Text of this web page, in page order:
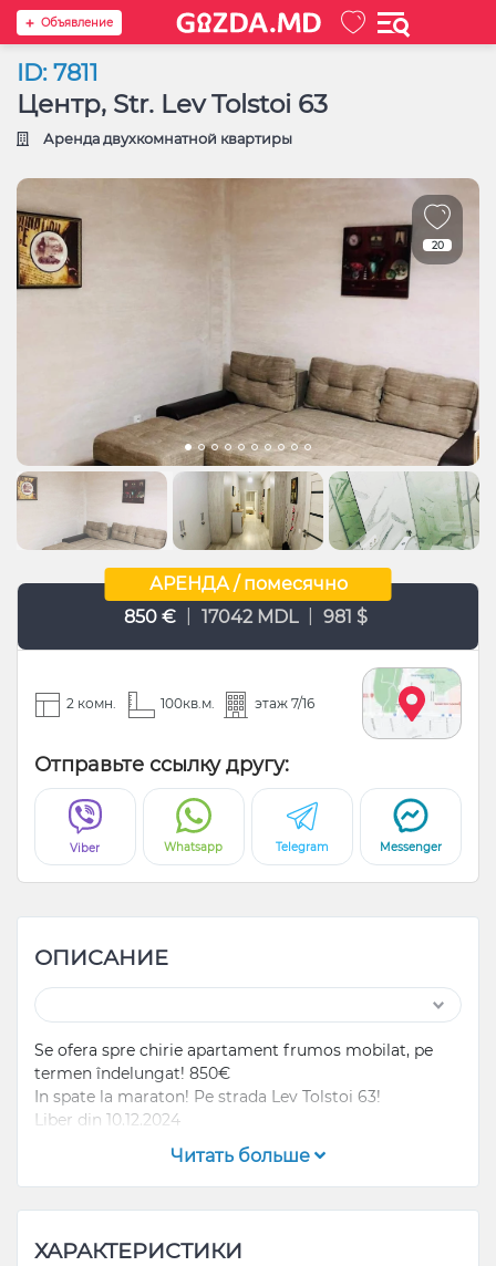
Oбъявление
ID: 7811
Центр, Str. Lev Tolstoi 63
Аренда двухкомнатной квартиры
20
АРЕНДА / помесячно
850 €
17042 MDL 981 $
2 комн. 100кв.м. этаж 7/16
Отправьте ссылку другу:
Viber Whatsapp Telegram Messenger
ОПИСАНИЕ
Se ofera spre chirie apartament frumos mobilat, pe
termen îndelungat! 850€
In spate la maraton! Pe strada Lev Tolstoi 63!
Liber din 10.12.2024
Читать больше
ХАРАКТЕРИСТИКИ